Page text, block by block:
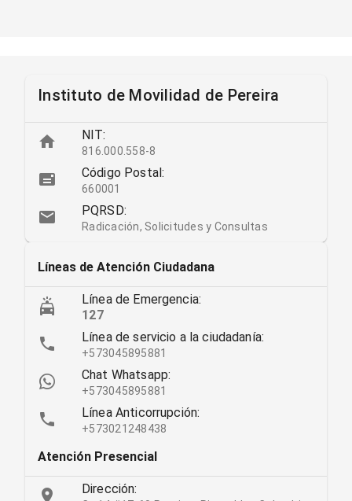
Instituto de Movilidad de Pereira
NIT:
816.000.558-8
Código Postal:
660001
PQRSD:
Radicación, Solicitudes y Consultas
Líneas de Atención Ciudadana
Línea de Emergencia:
127
Línea de servicio a la ciudadanía:
+573045895881
Chat Whatsapp:
+573045895881
Línea Anticorrupción:
+573021248438
Atención Presencial
Dirección: